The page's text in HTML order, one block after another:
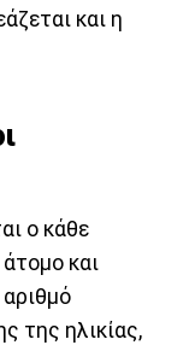
και η
ο κάθε
και
της ηλικίας,